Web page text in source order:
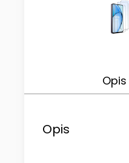
Opis
Opis